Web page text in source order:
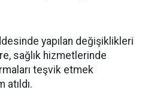
yapılan değişiklikleri
sağlık hizmetlerinde
teşvik etmek
atıldı.